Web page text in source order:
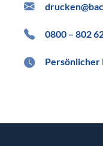
0800 – 802
Persönlicher